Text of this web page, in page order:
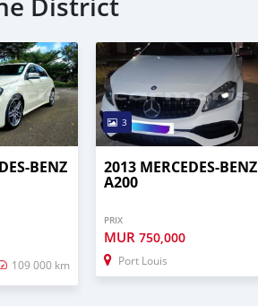
BENZ
109 000 km
3
2013 MERCEDES-BENZ
A200
PRIX
MUR 750,000
Port Louis